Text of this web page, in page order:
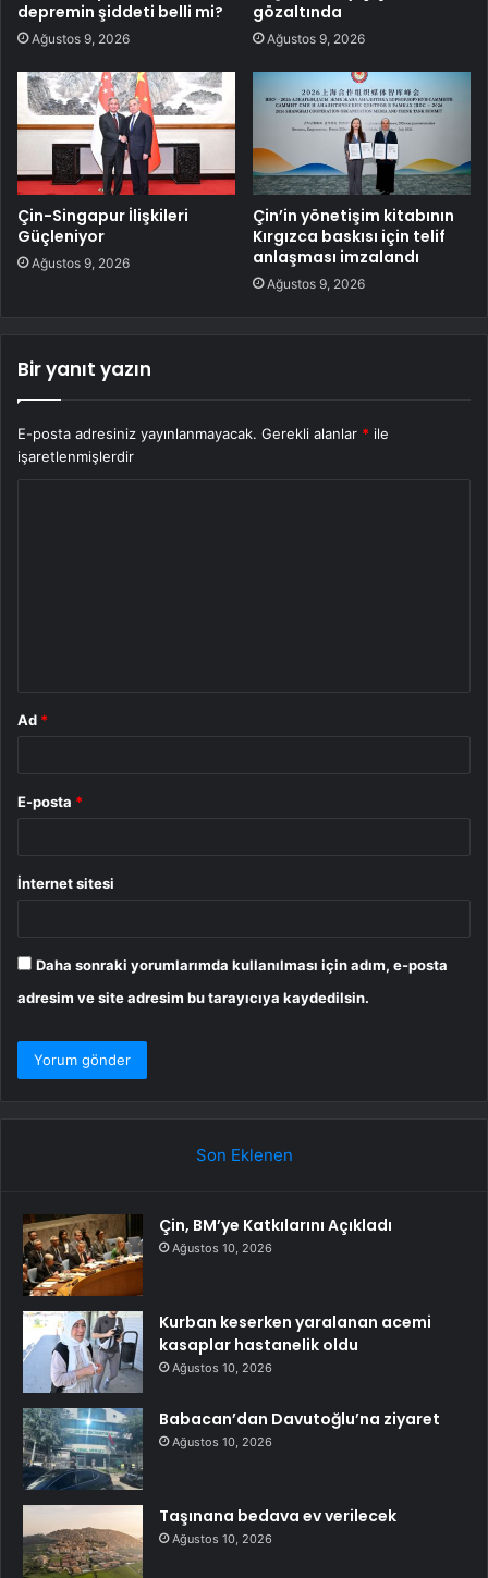
depremin şiddeti belli mi?
Ağustos 9, 2026
gözaltında
Ağustos 9, 2026
Çin-Singapur İlişkileri
Güçleniyor
Ağustos 9, 2026
Çin’in yönetişim kitabının
Kırgızca baskısı için telif
anlaşması imzalandı
Ağustos 9, 2026
Bir yanıt yazın
E-posta adresiniz yayınlanmayacak. Gerekli alanlar * ile
işaretlenmişlerdir
Ad *
E-posta *
İnternet sitesi
Daha sonraki yorumlarımda kullanılması için adım, e-posta
adresim ve site adresim bu tarayıcıya kaydedilsin.
Son Eklenen
Çin, BM’ye Katkılarını Açıkladı
Ağustos 10, 2026
Kurban keserken yaralanan acemi
kasaplar hastanelik oldu
Ağustos 10, 2026
Babacan’dan Davutoğlu’na ziyaret
Ağustos 10, 2026
Taşınana bedava ev verilecek
Ağustos 10, 2026